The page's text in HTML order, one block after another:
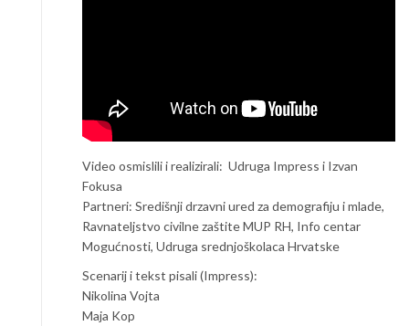
Video osmislili i realizirali: Udruga Impress i Izvan
Fokusa
Partneri: Središnji drzavni ured za demografiju i mlade,
Ravnateljstvo civilne zaštite MUP RH, Info centar
Mogućnosti, Udruga srednjoškolaca Hrvatske
Scenarij i tekst pisali (Impress):
Nikolina Vojta
Maja Kop